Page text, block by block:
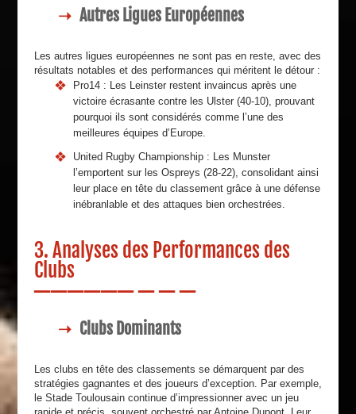
Autres Ligues Européennes
Les autres ligues européennes ne sont pas en reste, avec des
résultats notables et des performances qui méritent le détour :
Pro14 : Les Leinster restent invaincus après une
victoire écrasante contre les Ulster (40-10), prouvant
pourquoi ils sont considérés comme l’une des
meilleures équipes d’Europe.
United Rugby Championship : Les Munster
l’emportent sur les Ospreys (28-22), consolidant ainsi
leur place en tête du classement grâce à une défense
inébranlable et des attaques bien orchestrées.
3. Analyses des Performances des
Clubs
Clubs Dominants
Les clubs en tête des classements se démarquent par des
stratégies gagnantes et des joueurs d’exception. Par exemple,
le Stade Toulousain continue d’impressionner avec un jeu